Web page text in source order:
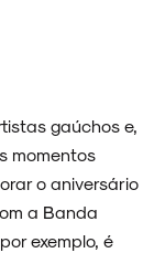
gaúchos e,
momentos
o aniversário
a Banda
exemplo, é